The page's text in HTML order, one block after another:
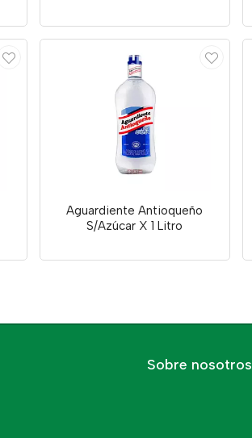
Aguardiente Antioqueño
S/Azúcar X 1 Litro
Sobre nosotros